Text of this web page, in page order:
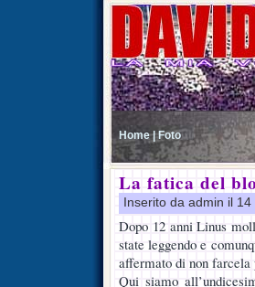
Home | Foto
La fatica del
Inserito da admin il
Dopo 12 anni Linus
state leggendo e
affermato di non farcela
Qui siamo